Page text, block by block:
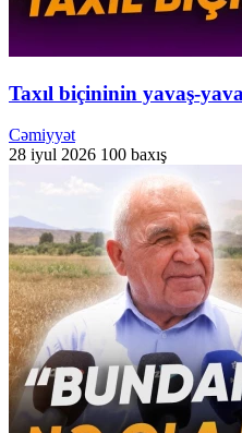
Taxıl biçininin yavaş-
Cəmiyyət
28 iyul 2026 100 baxış